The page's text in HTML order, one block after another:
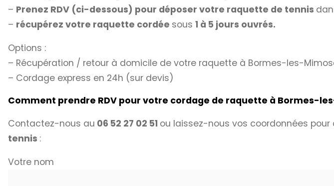
– Prenez RDV (ci-dessous) pour déposer votre raquette de tennis
– récupérez votre raquette cordée sous 1 à 5 jours ouvrés.
Options :
– Récupération / retour à domicile de votre raquette à Bormes-les-
– Cordage express en 24h (sur devis)
Comment prendre RDV pour votre cordage de raquette à Bormes-
Contactez-nous au 06 52 27 02 51 ou laissez-nous vos coordonnées
tennis :
Votre nom